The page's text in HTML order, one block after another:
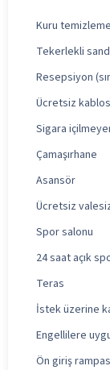
Kuru
Tekerlekli
Resepsiyon
Ücretsiz
Sigara
Çamaşırhane
Asansör
Ücretsiz
Spor salonu
24 saat açık
Teras
İstek üzerine
Engellilere
Ön giriş